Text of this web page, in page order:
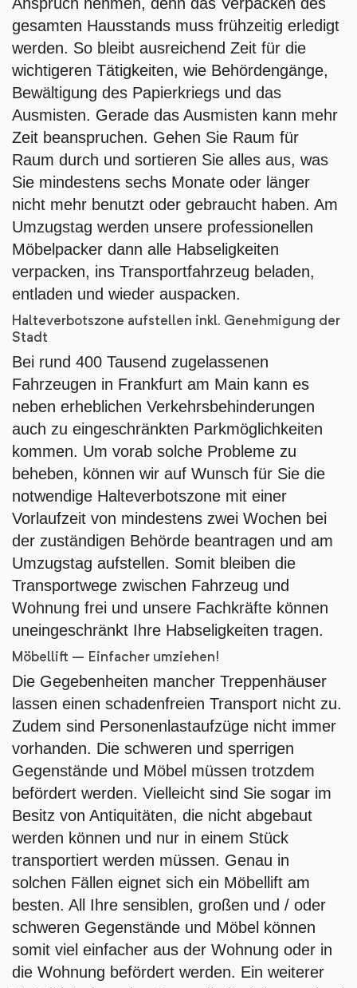
gesamten Hausstands muss frühzeitig erledigt
werden. So bleibt ausreichend Zeit für die
wichtigeren Tätigkeiten, wie Behördengänge,
Bewältigung des Papierkriegs und das
Ausmisten. Gerade das Ausmisten kann mehr
Zeit beanspruchen. Gehen Sie Raum für
Raum durch und sortieren Sie alles aus, was
Sie mindestens sechs Monate oder länger
nicht mehr benutzt oder gebraucht haben. Am
Umzugstag werden unsere professionellen
Möbelpacker dann alle Habseligkeiten
verpacken, ins Transportfahrzeug beladen,
entladen und wieder auspacken.
Halteverbotszone aufstellen inkl. Genehmigung der
Stadt
Bei rund 400 Tausend zugelassenen
Fahrzeugen in Frankfurt am Main kann es
neben erheblichen Verkehrsbehinderungen
auch zu eingeschränkten Parkmöglichkeiten
kommen. Um vorab solche Probleme zu
beheben, können wir auf Wunsch für Sie die
notwendige Halteverbotszone mit einer
Vorlaufzeit von mindestens zwei Wochen bei
der zuständigen Behörde beantragen und am
Umzugstag aufstellen. Somit bleiben die
Transportwege zwischen Fahrzeug und
Wohnung frei und unsere Fachkräfte können
uneingeschränkt Ihre Habseligkeiten tragen.
Möbellift – Einfacher umziehen!
Die Gegebenheiten mancher Treppenhäuser
lassen einen schadenfreien Transport nicht zu.
Zudem sind Personenlastaufzüge nicht immer
vorhanden. Die schweren und sperrigen
Gegenstände und Möbel müssen trotzdem
befördert werden. Vielleicht sind Sie sogar im
Besitz von Antiquitäten, die nicht abgebaut
werden können und nur in einem Stück
transportiert werden müssen. Genau in
solchen Fällen eignet sich ein Möbellift am
besten. All Ihre sensiblen, großen und / oder
schweren Gegenstände und Möbel können
somit viel einfacher aus der Wohnung oder in
die Wohnung befördert werden. Ein weiterer